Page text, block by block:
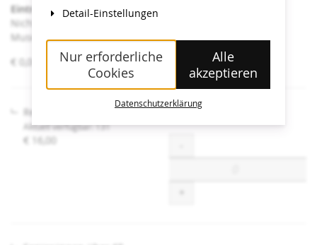
Eintritt Heidi Horten Collection
Nicht angeführte Ermäßigungen sind an der Kassa im
Museum erhältlich.
von
€ 0,00 – € 16,00
Regulär
Aktuell verfügbar: 131
€ 16,00
Detail-Einstellungen
Nur erforderliche
Cookies
Alle
akzeptieren
Datenschutzerklärung